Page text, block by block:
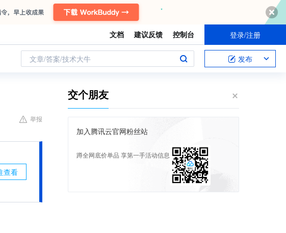
文档 建议反馈 控制台 登录/注册
文章/答案/技术大牛 发布
举报
查看
交个朋友
加入腾讯云官网粉丝站
蹲全网底价单品 享第一手活动信息